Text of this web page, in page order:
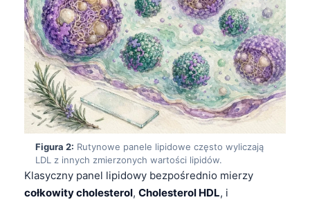
Figura 2: Rutynowe panele lipidowe często wyliczają
LDL z innych zmierzonych wartości lipidów.
Klasyczny panel lipidowy bezpośrednio mierzy
cołkowity cholesterol, Cholesterol HDL, i